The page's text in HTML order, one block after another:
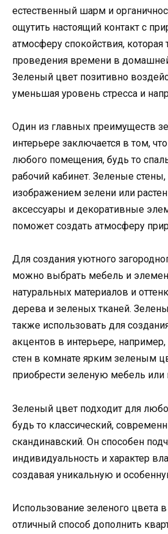
естественный шарм и
ощутить настоящий контакт с
атмосферу спокойствия,
проведения времени в
Зеленый цвет позитивно
уменьшая уровень стресса и
Один из главных преимуществ
интерьере заключается в том,
любого помещения, будь то
рабочий кабинет. Зеленые
изображением зелени или
аксессуары и декоративные
поможет создать атмосферу
Для создания уютного
можно выбрать мебель и
натуральных материалов и
дерева и зеленых тканей.
также использовать для
акцентов в интерьере,
стен в комнате ярким зеленым
приобрести зеленую мебель или
Зеленый цвет подходит для
будь то классический,
скандинавский. Он способен
индивидуальность и характер
создавая уникальную и
Использование зеленого цвета
отличный способ дополнить